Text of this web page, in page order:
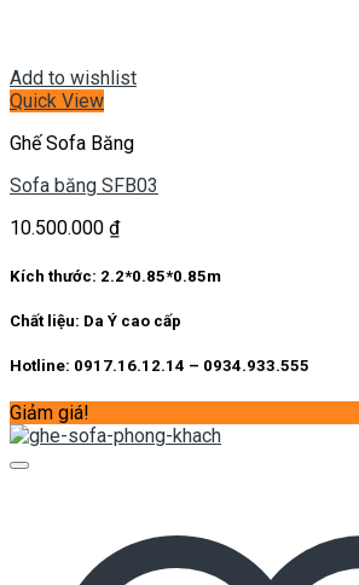
Add to wishlist
Quick View
Ghế Sofa Băng
Sofa băng SFB03
10.500.000 ₫
Kích thước: 2.2*0.85*0.85m
Chất liệu: Da Ý cao cấp
Hotline: 0917.16.12.14 – 0934.933.555
Giảm giá!